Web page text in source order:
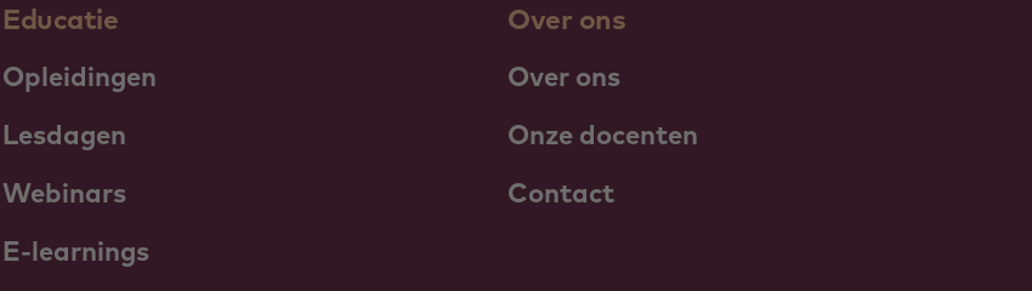
Educatie
Opleidingen
Lesdagen
Webinars
E-learnings
Over ons
Over ons
Onze docenten
Contact